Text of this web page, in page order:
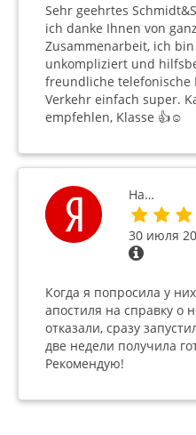
Sehr geehrtes
ich danke Ihnen von
Zusammenarbeit, ich
unkompliziert und
freundliche telefonische
Verkehr einfach super.
empfehlen, Klasse 👍☺️
На…
30 июля
Когда я попросила у
апостиля на справку о
отказали, сразу
две недели получила
Рекомендую!